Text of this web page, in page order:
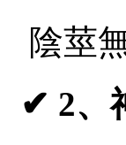
陰莖
✔ 2、